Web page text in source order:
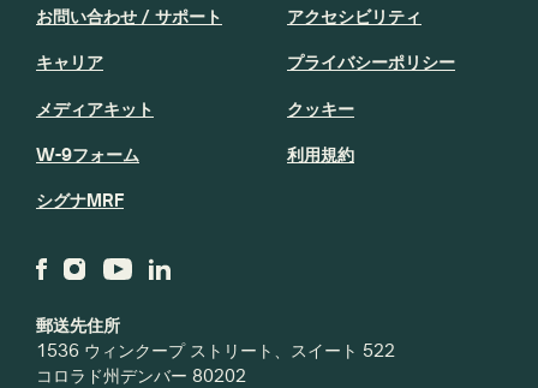
郵送先住所
1536 ウィンクープ ストリート、スイート 522
コロラド州デンバー 80202
お問い合わせ / サポート
キャリア
メディアキット
W-9フォーム
シグナMRF
アクセシビリティ
プライバシーポリシー
クッキー
利用規約